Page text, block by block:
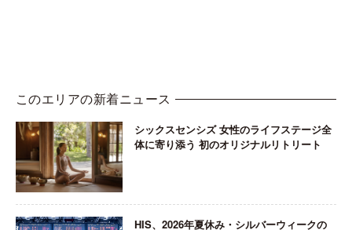
このエリアの新着ニュース
シックスセンシズ 女性のライフステージ全
体に寄り添う 初のオリジナルリトリート
HIS、2026年夏休み・シルバーウィークの